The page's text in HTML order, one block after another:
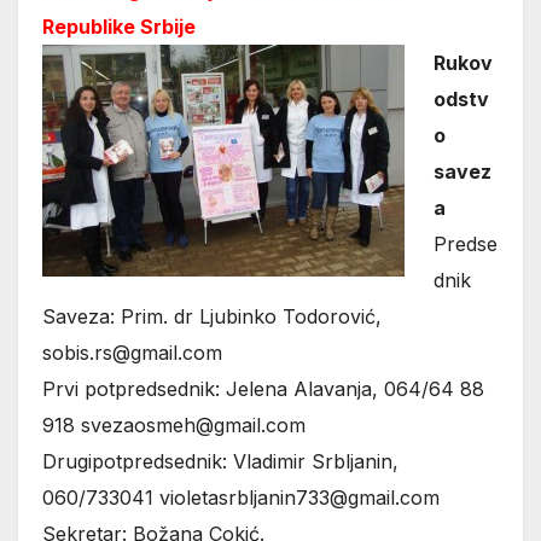
Republike Srbije
Rukov
odstv
o
savez
a
Predse
dnik
Saveza: Prim. dr Ljubinko Todorović,
sobis.rs@gmail.com
Prvi potpredsednik: Jelena Alavanja, 064/64 88
918 svezaosmeh@gmail.com
Drugipotpredsednik: Vladimir Srbljanin,
060/733041 violetasrbljanin733@gmail.com
Sekretar: Božana Cokić.